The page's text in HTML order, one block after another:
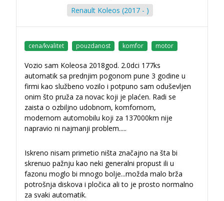
Renault Koleos (2017 - )
cena/kvalitet pouzdanost komfor motor
Vozio sam Koleosa 2018god. 2.0dci 177ks
automatik sa prednjim pogonom pune 3 godine u
firmi kao službeno vozilo i potpuno sam oduševljen
onim što pruža za novac koji je plaćen. Radi se
zaista o ozbiljno udobnom, komfornom,
modernom automobilu koji za 137000km nije
napravio ni najmanji problem.....
Iskreno nisam primetio ništa značajno na šta bi
skrenuo pažnju kao neki generalni propust ili u
fazonu moglo bi mnogo bolje...možda malo brža
potrošnja diskova i pločica ali to je prosto normalno
za svaki automatik.